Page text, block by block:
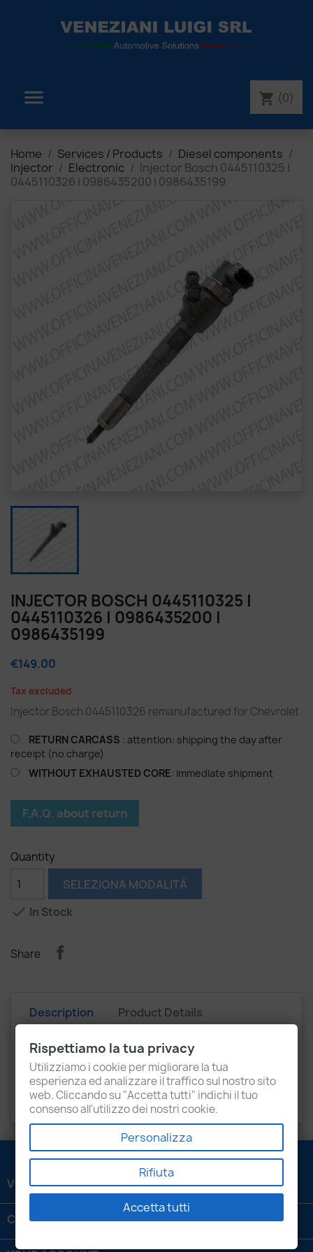
 shopping_cart (0)
Home Services / Products
Diesel components
Injector
Electronic
Injector Bosch 0445110325 |
0445110326 | 0986435200 | 0986435199
INJECTOR BOSCH 0445110325 |
0445110326 | 0986435200 |
0986435199
€149.00
Tax excluded
Injector Bosch 0445110326 remanufactured for Chevrolet
RETURN CARCASS : attention: shipping the day after
receipt (no charge)
WITHOUT EXHAUSTED CORE: immediate shipment
F.A.Q. about return
Quantity
SELEZIONA MODALITÀ
 In Stock
Share
Description
Product Details
CHEVROLETAveo
OPELAstra, Corsa, Meriva
VENEZIANI LUIGI SRL 
CONTATTACI 
Rispettiamo la tua privacy
Utilizziamo i cookie per migliorare la tua
esperienza ed analizzare il traffico sul nostro sito
web. Cliccando su "Accetta tutti" indichi il tuo
consenso all'utilizzo dei nostri cookie.
Personalizza
Rifiuta
Accetta tutti